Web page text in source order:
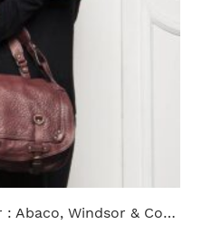
: Abaco, Windsor & Co…